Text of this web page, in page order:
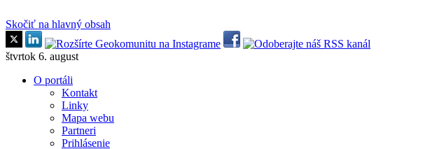
Skočiť na hlavný obsah
štvrtok 6. august
O portáli
Kontakt
Linky
Mapa webu
Partneri
Prihlásenie